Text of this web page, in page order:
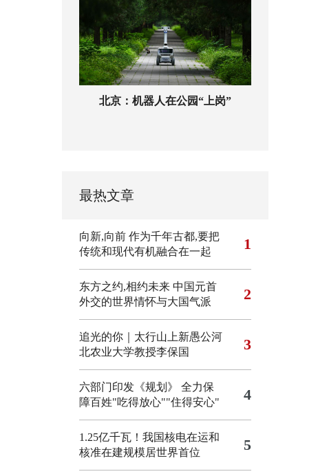
北京：机器人在公园“上岗”
最热文章
向新,向前 作为千年古都,要把
传统和现代有机融合在一起
1
东方之约,相约未来 中国元首
外交的世界情怀与大国气派
2
追光的你｜太行山上新愚公河
北农业大学教授李保国
3
六部门印发《规划》 全力保
障百姓"吃得放心""住得安心"
4
1.25亿千瓦！我国核电在运和
核准在建规模居世界首位
5